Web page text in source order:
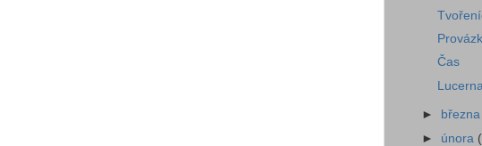
Čas
Lucerna
► března
► února